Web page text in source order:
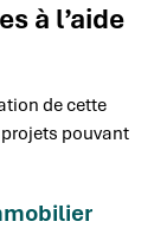
à l’aide
de cette
pouvant